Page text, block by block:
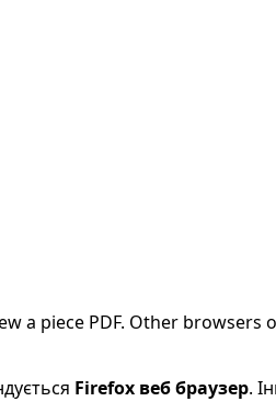
a piece PDF. Other
Firefox веб браузер.